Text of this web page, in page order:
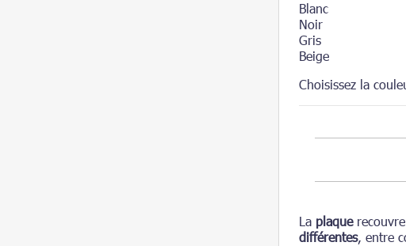
Blanc
Noir
Gris
Beige
Choisissez la
La plaquerecouvre
différentes, entre